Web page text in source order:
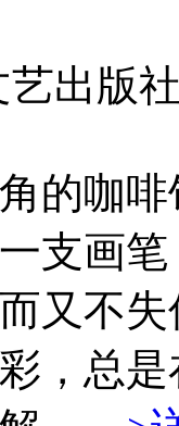
出版
的咖
支画
又不
，总